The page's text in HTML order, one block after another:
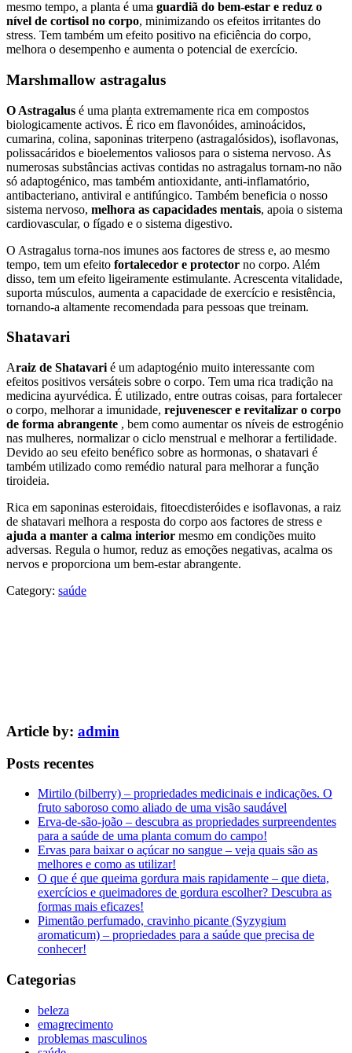
mesmo tempo, a planta é uma guardiã do bem-estar e reduz o
nível de cortisol no corpo, minimizando os efeitos irritantes do
stress. Tem também um efeito positivo na eficiência do corpo,
melhora o desempenho e aumenta o potencial de exercício.
Marshmallow astragalus
O Astragalus é uma planta extremamente rica em compostos
biologicamente activos. É rico em flavonóides, aminoácidos,
cumarina, colina, saponinas triterpeno (astragalósidos), isoflavonas,
polissacáridos e bioelementos valiosos para o sistema nervoso. As
numerosas substâncias activas contidas no astragalus tornam-no não
só adaptogénico, mas também antioxidante, anti-inflamatório,
antibacteriano, antiviral e antifúngico. Também beneficia o nosso
sistema nervoso, melhora as capacidades mentais, apoia o sistema
cardiovascular, o fígado e o sistema digestivo.
O Astragalus torna-nos imunes aos factores de stress e, ao mesmo
tempo, tem um efeito fortalecedor e protector no corpo. Além
disso, tem um efeito ligeiramente estimulante. Acrescenta vitalidade,
suporta músculos, aumenta a capacidade de exercício e resistência,
tornando-a altamente recomendada para pessoas que treinam.
Shatavari
Araiz de Shatavari é um adaptogénio muito interessante com
efeitos positivos versáteis sobre o corpo. Tem uma rica tradição na
medicina ayurvédica. É utilizado, entre outras coisas, para fortalecer
o corpo, melhorar a imunidade, rejuvenescer e revitalizar o corpo
de forma abrangente , bem como aumentar os níveis de estrogénio
nas mulheres, normalizar o ciclo menstrual e melhorar a fertilidade.
Devido ao seu efeito benéfico sobre as hormonas, o shatavari é
também utilizado como remédio natural para melhorar a função
tiroideia.
Rica em saponinas esteroidais, fitoecdisteróides e isoflavonas, a raiz
de shatavari melhora a resposta do corpo aos factores de stress e
ajuda a manter a calma interior mesmo em condições muito
adversas. Regula o humor, reduz as emoções negativas, acalma os
nervos e proporciona um bem-estar abrangente.
Category: saúde
Article by: admin
Posts recentes
Mirtilo (bilberry) – propriedades medicinais e indicações. O
fruto saboroso como aliado de uma visão saudável
Erva-de-são-joão – descubra as propriedades surpreendentes
para a saúde de uma planta comum do campo!
Ervas para baixar o açúcar no sangue – veja quais são as
melhores e como as utilizar!
O que é que queima gordura mais rapidamente – que dieta,
exercícios e queimadores de gordura escolher? Descubra as
formas mais eficazes!
Pimentão perfumado, cravinho picante (Syzygium
aromaticum) – propriedades para a saúde que precisa de
conhecer!
Categorias
beleza
emagrecimento
problemas masculinos